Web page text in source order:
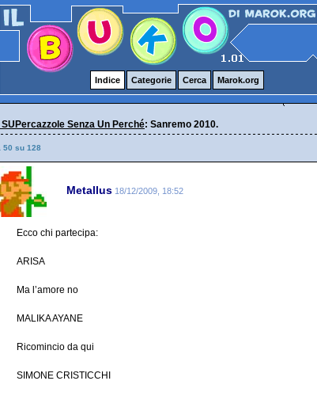
Indice Categorie Cerca Marok.org
Senza Un Perché: Sanremo 2010.
50 su 128
Metallus 18/12/2009, 18:52
Ecco chi partecipa:
ARISA
Ma l’amore no
MALIKA AYANE
Ricomincio da qui
SIMONE CRISTICCHI